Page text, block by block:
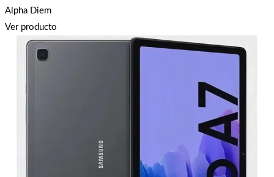
Alpha Diem
Ver producto